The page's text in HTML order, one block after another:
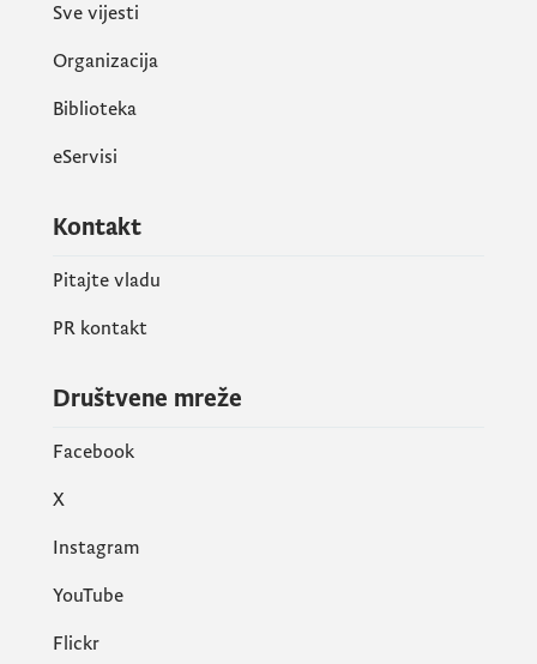
Sve vijesti
Organizacija
Biblioteka
eServisi
Kontakt
Pitajte vladu
PR kontakt
Društvene mreže
Facebook
X
Instagram
YouTube
Flickr